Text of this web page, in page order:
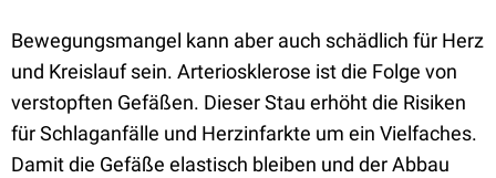
Bewegungsmangel kann aber auch schädlich für Herz
und Kreislauf sein. Arteriosklerose ist die Folge von
verstopften Gefäßen. Dieser Stau erhöht die Risiken
für Schlaganfälle und Herzinfarkte um ein Vielfaches.
Damit die Gefäße elastisch bleiben und der Abbau